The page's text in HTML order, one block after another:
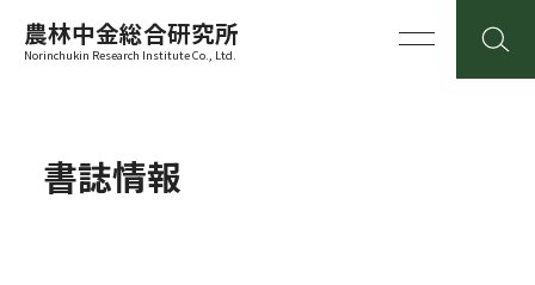
農林中金総合研究所
Norinchukin Research Institute Co., Ltd.
書誌情報